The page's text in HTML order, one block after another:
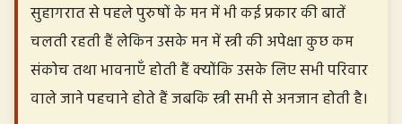
सुहागरात से पहले पुरुषों के मन में भी कई प्रकार की बातें
चलती रहती हैं लेकिन उसके मन में स्त्री की अपेक्षा कुछ कम
संकोच तथा भावनाएँ होती हैं क्योंकि उसके लिए सभी परिवार
वाले जाने पहचाने होते हैं जबकि स्त्री सभी से अनजान होती है।